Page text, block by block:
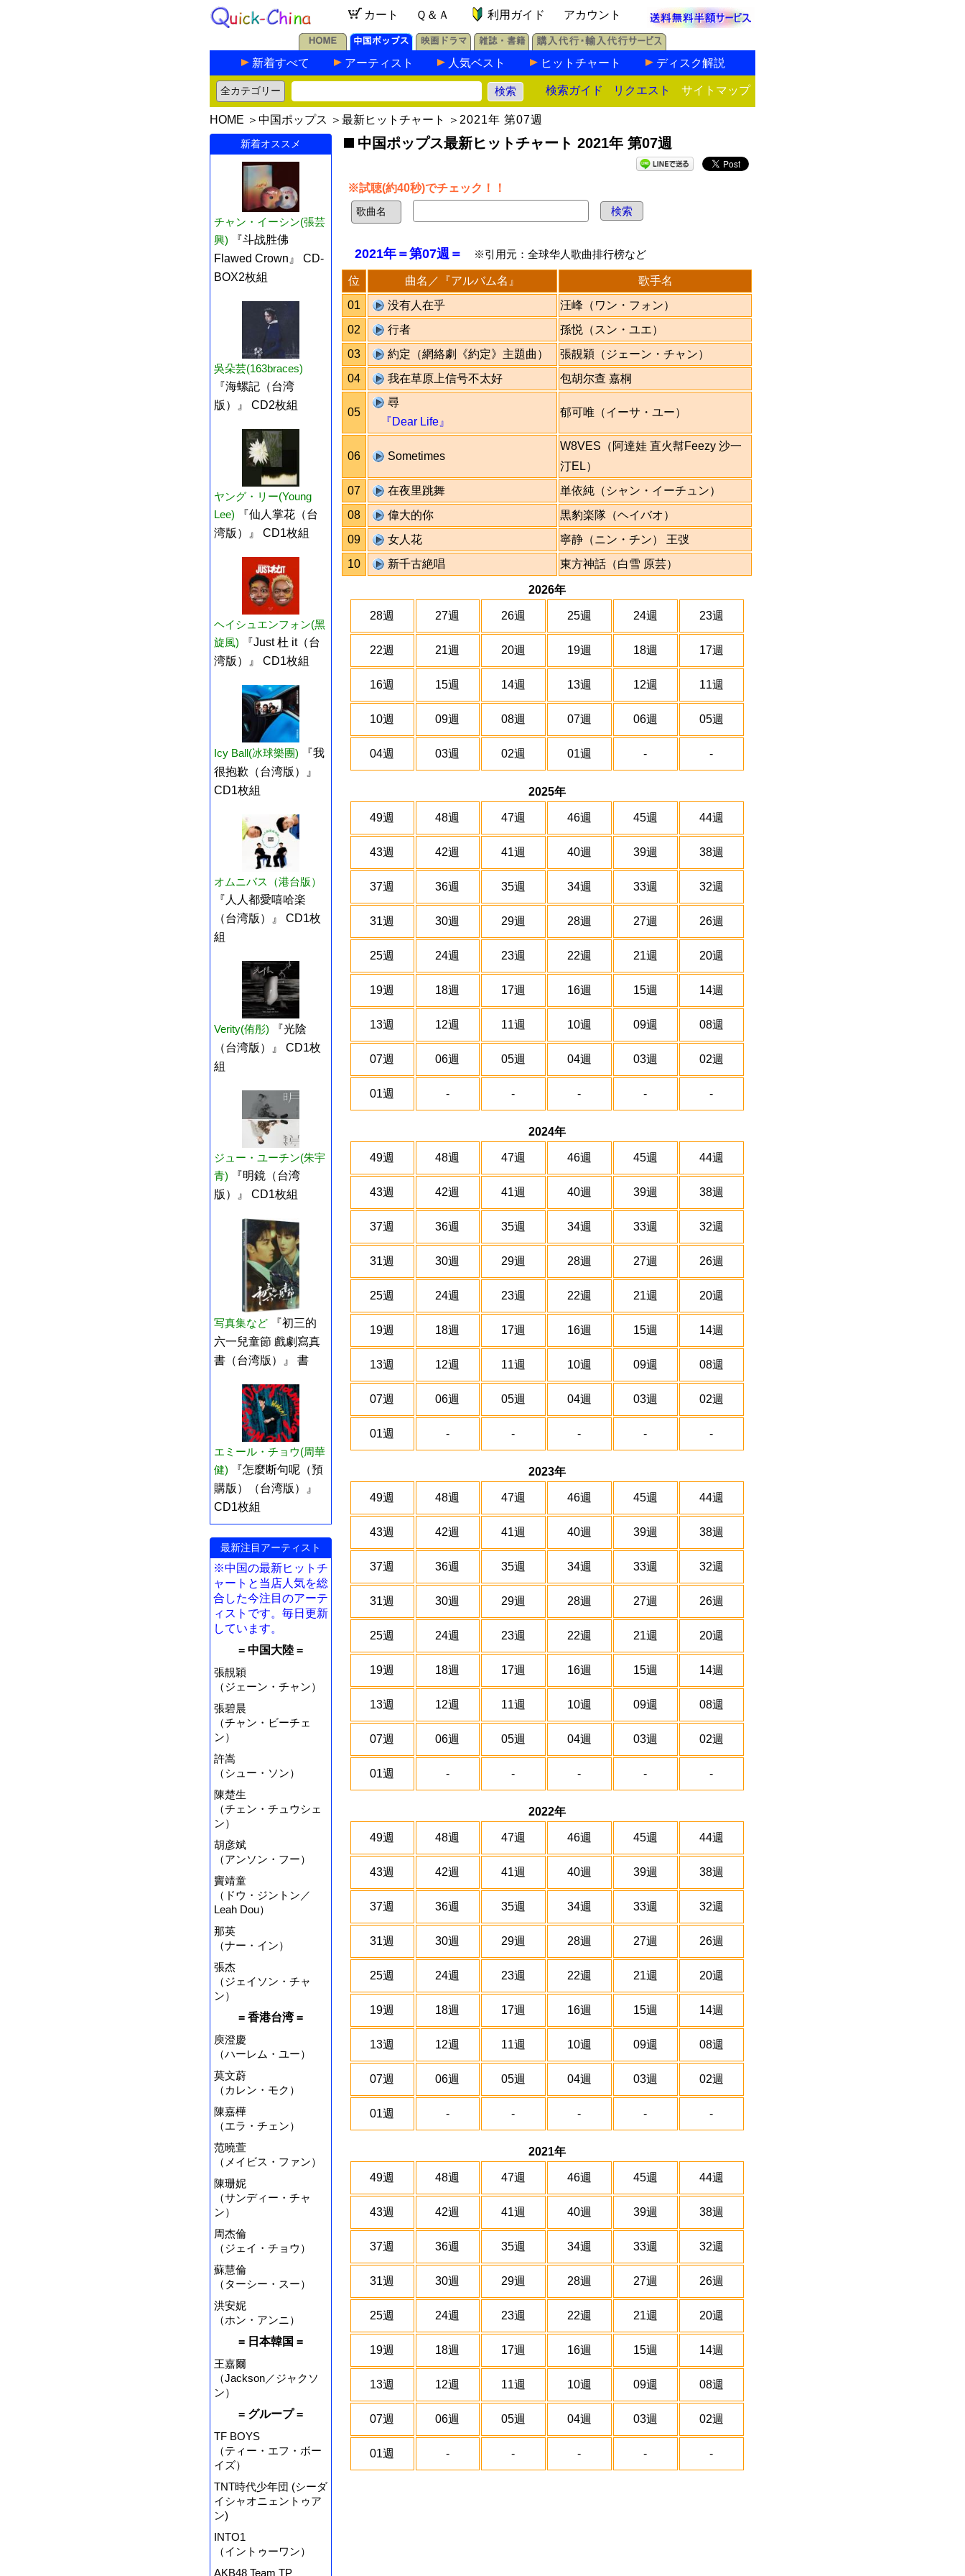
カート Ｑ＆Ａ 利用ガイド アカウント
新着すべて アーティスト 人気ベスト ヒットチャート ディスク解説
検索ガイド リクエスト サイトマップ
HOME ＞ 中国ポップス ＞ 最新ヒットチャート ＞ 2021年 第07週
新着オススメ
チャン・イーシン(張芸
興)
『斗战胜佛
Flawed Crown』 CD-
BOX2枚組
吳朵芸(163braces)
『海螺記（台湾
版）』 CD2枚組
ヤング・リー(Young
Lee)
『仙人掌花（台
湾版）』 CD1枚組
ヘイシュエンフォン(黑
旋風)
『Just 杜 it（台
湾版）』 CD1枚組
Icy Ball(冰球樂團)
『我
很抱歉（台湾版）』
CD1枚組
オムニバス（港台版）
『人人都愛嘻哈楽
（台湾版）』 CD1枚
組
Verity(侑彤)
『光陰
（台湾版）』 CD1枚
組
ジュー・ユーチン(朱宇
青)
『明鏡（台湾
版）』 CD1枚組
写真集など
『初三的
六一兒童節 戲劇寫真
書（台湾版）』 書
エミール・チョウ(周華
健)
『怎麼断句呢（預
購版）（台湾版）』
CD1枚組
最新注目アーティスト
※中国の最新ヒットチ
ャートと当店人気を総
合した今注目のアーテ
ィストです。毎日更新
しています。
= 中国大陸 =
張靚穎
（ジェーン・チャン）
張碧晨
（チャン・ビーチェ
ン）
許嵩
（シュー・ソン）
陳楚生
（チェン・チュウシェ
ン）
胡彦斌
（アンソン・フー）
竇靖童
（ドウ・ジントン／
Leah Dou）
那英
（ナー・イン）
張杰
（ジェイソン・チャ
ン）
= 香港台湾 =
庾澄慶
（ハーレム・ユー）
莫文蔚
（カレン・モク）
陳嘉樺
（エラ・チェン）
范曉萱
（メイビス・ファン）
陳珊妮
（サンディー・チャ
ン）
周杰倫
（ジェイ・チョウ）
蘇慧倫
（ターシー・スー）
洪安妮
（ホン・アンニ）
= 日本韓国 =
王嘉爾
（Jackson／ジャクソ
ン）
= グループ =
TF BOYS
（ティー・エフ・ボー
イズ）
TNT時代少年団 (シーダ
イシャオニェントゥア
ン)
INTO1
（イントゥーワン）
AKB48 Team TP
中国ポップス最新ヒットチャート 2021年 第07週
※試聴(約40秒)でチェック！！
2021年＝第07週＝ ※引用元：全球华人歌曲排行榜など
位 曲名／『アルバム名』
歌手名
01
没有人在乎
汪峰（ワン・フォン）
02
行者
孫悦（スン・ユエ）
03
約定（網絡劇《約定》主題曲）
張靚穎（ジェーン・チャン）
04
我在草原上信号不太好 包胡尔查 嘉桐
05
尋
『Dear Life』
郁可唯（イーサ・ユー）
06 Sometimes
W8VES（阿達娃 直火幇Feezy 沙一
汀EL）
07
在夜里跳舞
単依純（シャン・イーチュン）
08
偉大的你
黒豹楽隊（ヘイバオ）
09
女人花
寧静（ニン・チン） 王弢
10
新千古絶唱 東方神話（白雪 原芸）
2026年
28週 27週 26週 25週 24週 23週
22週 21週 20週 19週 18週 17週
16週 15週 14週 13週 12週 11週
10週 09週 08週 07週 06週 05週
04週 03週 02週 01週 - -
2025年
49週 48週 47週 46週 45週 44週
43週 42週 41週 40週 39週 38週
37週 36週 35週 34週 33週 32週
31週 30週 29週 28週 27週 26週
25週 24週 23週 22週 21週 20週
19週 18週 17週 16週 15週 14週
13週 12週 11週 10週 09週 08週
07週 06週 05週 04週 03週 02週
01週 - - - - -
2024年
49週 48週 47週 46週 45週 44週
43週 42週 41週 40週 39週 38週
37週 36週 35週 34週 33週 32週
31週 30週 29週 28週 27週 26週
25週 24週 23週 22週 21週 20週
19週 18週 17週 16週 15週 14週
13週 12週 11週 10週 09週 08週
07週 06週 05週 04週 03週 02週
01週 - - - - -
2023年
49週 48週 47週 46週 45週 44週
43週 42週 41週 40週 39週 38週
37週 36週 35週 34週 33週 32週
31週 30週 29週 28週 27週 26週
25週 24週 23週 22週 21週 20週
19週 18週 17週 16週 15週 14週
13週 12週 11週 10週 09週 08週
07週 06週 05週 04週 03週 02週
01週 - - - - -
2022年
49週 48週 47週 46週 45週 44週
43週 42週 41週 40週 39週 38週
37週 36週 35週 34週 33週 32週
31週 30週 29週 28週 27週 26週
25週 24週 23週 22週 21週 20週
19週 18週 17週 16週 15週 14週
13週 12週 11週 10週 09週 08週
07週 06週 05週 04週 03週 02週
01週 - - - - -
2021年
49週 48週 47週 46週 45週 44週
43週 42週 41週 40週 39週 38週
37週 36週 35週 34週 33週 32週
31週 30週 29週 28週 27週 26週
25週 24週 23週 22週 21週 20週
19週 18週 17週 16週 15週 14週
13週 12週 11週 10週 09週 08週
07週 06週 05週 04週 03週 02週
01週 - - - - -